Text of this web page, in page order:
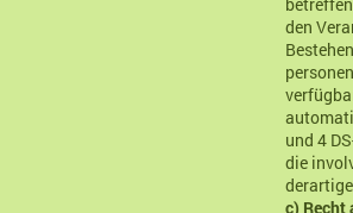
den
und 4
die
c) Recht